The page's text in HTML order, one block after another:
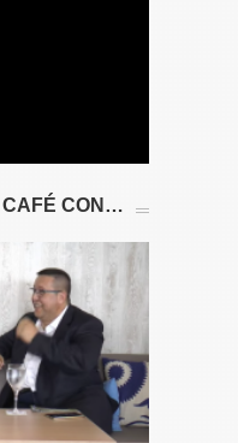
CAFÉ CON…